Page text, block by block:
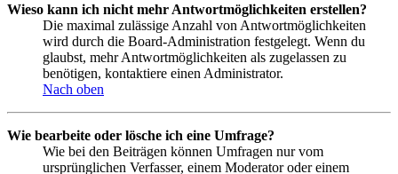
Wieso kann ich nicht mehr Antwortmöglichkeiten erstellen?
Die maximal zulässige Anzahl von Antwortmöglichkeiten
wird durch die Board-Administration festgelegt. Wenn du
glaubst, mehr Antwortmöglichkeiten als zugelassen zu
benötigen, kontaktiere einen Administrator.
Nach oben
Wie bearbeite oder lösche ich eine Umfrage?
Wie bei den Beiträgen können Umfragen nur vom
ursprünglichen Verfasser, einem Moderator oder einem